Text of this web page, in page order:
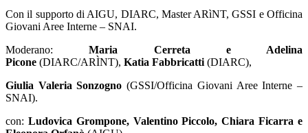
Con il supporto di AIGU, DIARC, Master ARìNT, GSSI e Officina
Giovani Aree Interne – SNAI.
Moderano:Maria Cerreta e Adelina
Picone (DIARC/ARÌNT), Katia Fabbricatti (DIARC),
Giulia Valeria Sonzogno (GSSI/Officina Giovani Aree Interne –
SNAI).
con: Ludovica Grompone, Valentino Piccolo, Chiara Ficarra e